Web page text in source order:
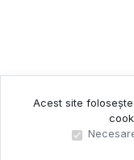
Acest site